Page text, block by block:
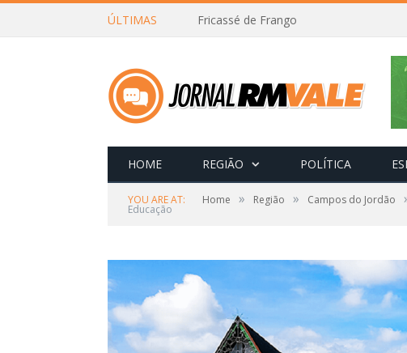
ÚLTIMAS Fricassé de Frango
HOME REGIÃO POLÍTICA
YOU ARE AT: Home » Região » Campos do Jordão
Educação